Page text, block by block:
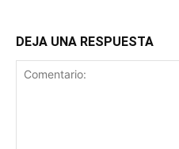
DEJA UNA RESPUESTA